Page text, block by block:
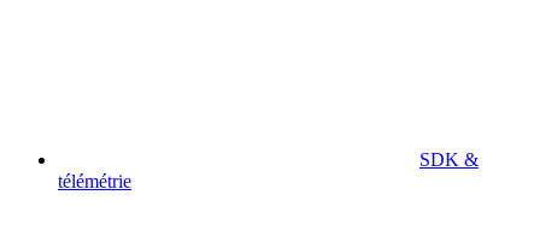
SDK &
télémétrie